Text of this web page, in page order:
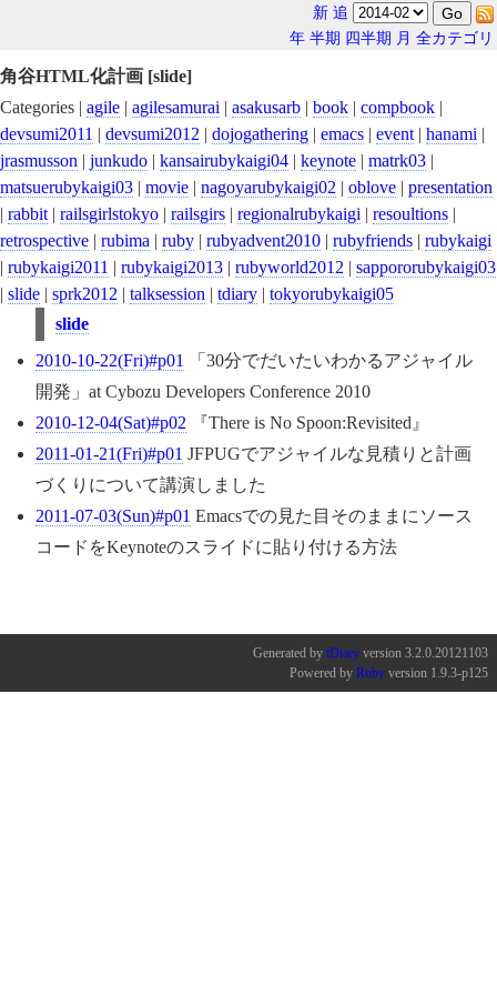
新 追
年 半期 四半期 月 全カテゴリ
角谷HTML化計画 [slide]
Categories | agile | agilesamurai | asakusarb | book | compbook |
devsumi2011 | devsumi2012 | dojogathering | emacs | event | hanami |
jrasmusson | junkudo | kansairubykaigi04 | keynote | matrk03 |
matsuerubykaigi03 | movie | nagoyarubykaigi02 | oblove | presentation
| rabbit | railsgirlstokyo | railsgirs | regionalrubykaigi | resoultions |
retrospective | rubima | ruby | rubyadvent2010 | rubyfriends | rubykaigi
| rubykaigi2011 | rubykaigi2013 | rubyworld2012 | sappororubykaigi03
| slide | sprk2012 | talksession | tdiary | tokyorubykaigi05
slide
2010-10-22(Fri)#p01
「30分でだいたいわかるアジャイル
開発」at Cybozu Developers Conference 2010
2010-12-04(Sat)#p02 『There is No Spoon:Revisited』
2011-01-21(Fri)#p01 JFPUGでアジャイルな見積りと計画
づくりについて講演しました
2011-07-03(Sun)#p01 Emacsでの見た目そのままにソース
コードをKeynoteのスライドに貼り付ける方法
Generated by tDiary version 3.2.0.20121103
Powered by Ruby version 1.9.3-p125